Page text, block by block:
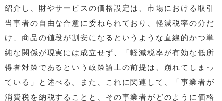
紹介し、財やサービスの価格設定は、市場における取引
当事者の自由な合意に委ねられており、軽減税率の分だ
け、商品の値段が割安になるというような直線的かつ単
純な関係が現実には成立せず、「軽減税率が有効な低所
得者対策であるという政策論上の前提は、崩れてしまっ
ている」と述べる。また、これに関連して、「事業者が
消費税を納税することと、その事業者がどのように価格